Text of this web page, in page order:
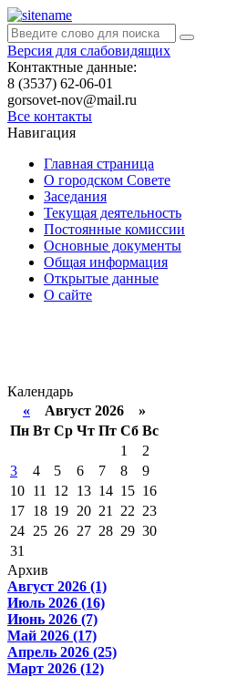
Версия для слабовидящих
Контактные данные:
8 (3537) 62-06-01
gorsovet-nov@mail.ru
Все контакты
Навигация
Главная страница
О городском Совете
Заседания
Текущая деятельность
Постоянные комиссии
Основные документы
Общая информация
Открытые данные
О сайте
Календарь
« Август 2026 »
Пн Вт Ср Чт Пт Сб Вс
1
2
3
4 5 6 7 8
9
10 11 12 13 14 15 16
17 18 19 20 21 22 23
24 25 26 27 28 29 30
31
Архив
Август 2026 (1)
Июль 2026 (16)
Июнь 2026 (7)
Май 2026 (17)
Апрель 2026 (25)
Март 2026 (12)